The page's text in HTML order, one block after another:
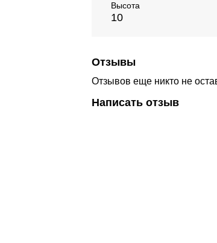
Высота
10
Отзывы
Отзывов еще никто не
Написать отзыв